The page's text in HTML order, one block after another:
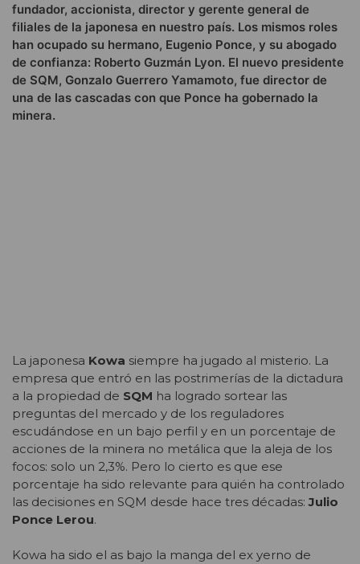
fundador, accionista, director y gerente general de
filiales de la japonesa en nuestro país. Los mismos roles
han ocupado su hermano, Eugenio Ponce, y su abogado
de confianza: Roberto Guzmán Lyon. El nuevo presidente
de SQM, Gonzalo Guerrero Yamamoto, fue director de
una de las cascadas con que Ponce ha gobernado la
minera.
La japonesa Kowa siempre ha jugado al misterio. La
empresa que entró en las postrimerías de la dictadura
a la propiedad de SQM ha logrado sortear las
preguntas del mercado y de los reguladores
escudándose en un bajo perfil y en un porcentaje de
acciones de la minera no metálica que la aleja de los
focos: solo un 2,3%. Pero lo cierto es que ese
porcentaje ha sido relevante para quién ha controlado
las decisiones en SQM desde hace tres décadas:Julio
Ponce Lerou.
Kowa ha sido el as bajo la manga del ex yerno de